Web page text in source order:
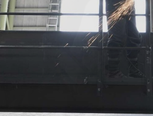
グラフィックデザイン